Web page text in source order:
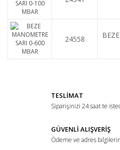
24558
TESLİMAT
Siparişinizi 24 saat te
GÜVENLİ ALIŞVERİŞ
Ödeme ve adres